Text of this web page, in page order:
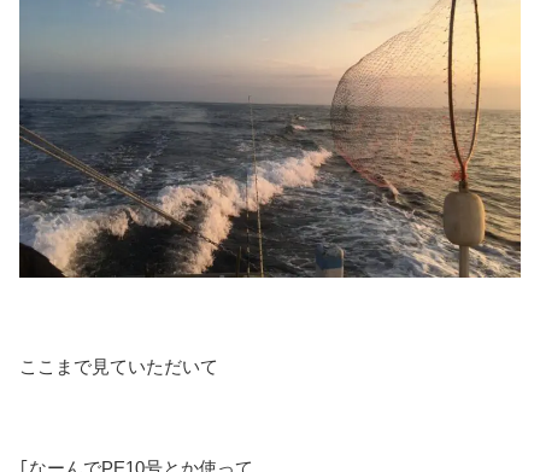
ここまで見ていただいて